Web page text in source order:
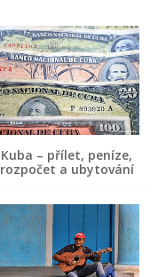
Kuba – přílet, peníze,
rozpočet a ubytování